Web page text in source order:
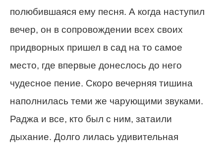
полюбившаяся ему песня. А когда наступил
вечер, он в сопровождении всех своих
придворных пришел в сад на то самое
место, где впервые донеслось до него
чудесное пение. Скоро вечерняя тишина
наполнилась теми же чарующими звуками.
Раджа и все, кто был с ним, затаили
дыхание. Долго лилась удивительная